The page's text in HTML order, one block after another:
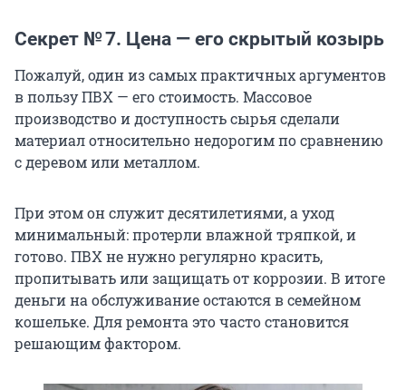
Секрет № 7. Цена — его скрытый козырь
Пожалуй, один из самых практичных аргументов
в пользу ПВХ — его стоимость. Массовое
производство и доступность сырья сделали
материал относительно недорогим по сравнению
с деревом или металлом.
При этом он служит десятилетиями, а уход
минимальный: протерли влажной тряпкой, и
готово. ПВХ не нужно регулярно красить,
пропитывать или защищать от коррозии. В итоге
деньги на обслуживание остаются в семейном
кошельке. Для ремонта это часто становится
решающим фактором.